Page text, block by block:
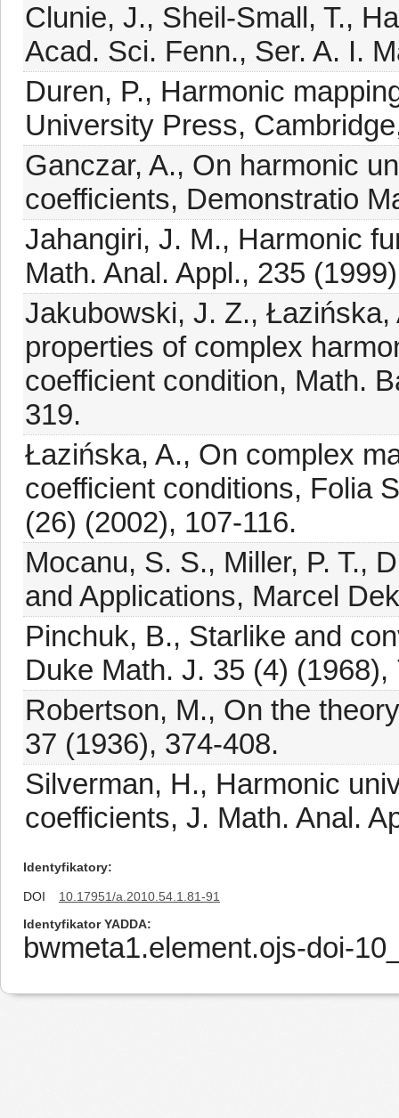
Clunie, J., Sheil-Small, T.,
Acad. Sci. Fenn., Ser. A. I.
Duren, P., Harmonic
University Press,
Ganczar, A., On harmonic
coefficients, Demonstratio
Jahangiri, J. M., Harmonic
Math. Anal. Appl., 235
Jakubowski, J. Z.,
properties of complex
coefficient condition, Math.
319.
Łazińska, A., On complex
coefficient conditions, Folia
(26) (2002), 107-116.
Mocanu, S. S., Miller, P. T.,
and Applications, Marcel
Pinchuk, B., Starlike and
Duke Math. J. 35 (4) (1968),
Robertson, M., On the
37 (1936), 374-408.
Silverman, H., Harmonic
coefficients, J. Math. Anal.
Identyfikatory
DOI
10.17951/a.2010.54.1.81-91
Identyfikator YADDA
bwmeta1.element.ojs-doi-